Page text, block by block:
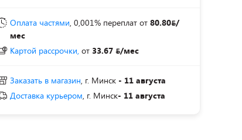
Оплата частями, 0,001% переплат от 80.80 /
мес
Картой рассрочки, от 33.67 /мес
Заказать в магазин, г. Минск - 11 августа
Доставка курьером, г. Минск- 11 августа